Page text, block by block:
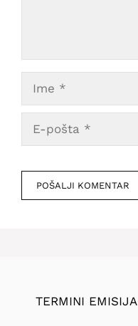
pošta
mesto
TERMINI EMISIJA